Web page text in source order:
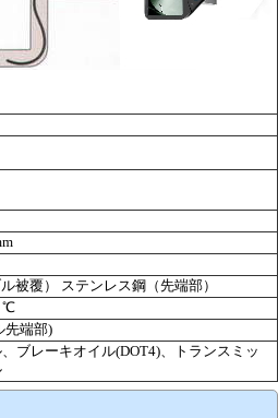
被覆） ステンレス鋼（先端部）
℃
先端部)
ブレーキオイル(DOT4)、トランスミッ